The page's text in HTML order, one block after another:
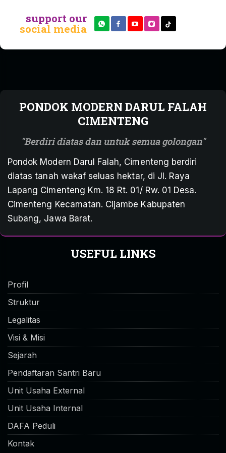
support our
social media
PONDOK MODERN DARUL FALAH
CIMENTENG
Berdiri diatas dan untuk semua golongan
Pondok Modern Darul Falah, Cimenteng berdiri
diatas tanah wakaf seluas hektar, di Jl. Raya
Lapang Cimenteng Km. 18 Rt. 01/ Rw. 01 Desa.
Cimenteng Kecamatan. Cijambe Kabupaten
Subang, Jawa Barat.
USEFUL LINKS
Profil
Struktur
Legalitas
Visi & Misi
Sejarah
Pendaftaran Santri Baru
Unit Usaha External
Unit Usaha Internal
DAFA Peduli
Kontak